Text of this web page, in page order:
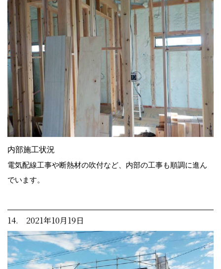
内部施工状況
電気配線工事や断熱材の吹付など、内部の工事も順調に進ん
でいます。
14. 2021年10月19日